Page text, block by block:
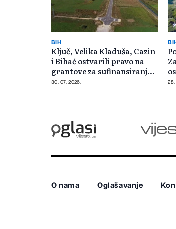
BIH
Ključ, Velika Kladuša, Cazin
i Bihać ostvarili pravo na
grantove za sufinansiranje
poslovnih zona
30. 07. 2026. 28.
O nama Oglašavanje